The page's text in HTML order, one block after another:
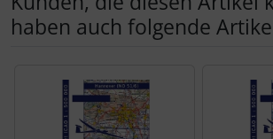
haben auch folgende